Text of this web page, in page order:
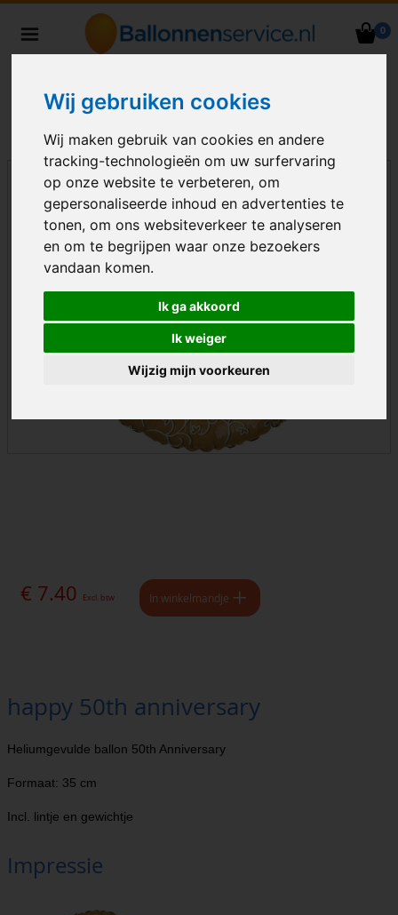
Wij gebruiken cookies
Wij maken gebruik van cookies en andere
tracking-technologieën om uw surfervaring
op onze website te verbeteren, om
gepersonaliseerde inhoud en advertenties te
tonen, om ons websiteverkeer te analyseren
en om te begrijpen waar onze bezoekers
vandaan komen.
Ik ga akkoord
Ik weiger
Wijzig mijn voorkeuren
0
Nederland
€ 7.40 Excl. btw In winkelmandje
happy 50th anniversary
Heliumgevulde ballon 50th Anniversary
Formaat: 35 cm
Incl. lintje en gewichtje
Impressie